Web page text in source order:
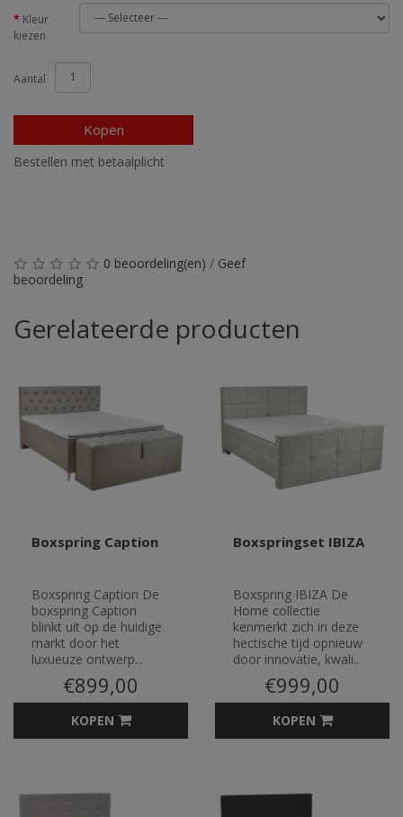
Kleur
kiezen
Aantal
Kopen
Bestellen met betaalplicht
0 beoordeling(en) / Geef
beoordeling
Gerelateerde producten
Boxspring Caption
Boxspring Caption De
boxspring Caption
blinkt uit op de huidige
markt door het
luxueuze ontwerp...
€899,00
KOPEN
Boxspringset IBIZA
Boxspring IBIZA De
Home collectie
kenmerkt zich in deze
hectische tijd opnieuw
door innovatie, kwali..
€999,00
KOPEN